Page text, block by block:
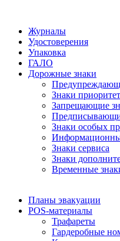
Журналы
Удостоверения
Упаковка
ГАЛО
Дорожные знаки
Знаки
Запрещающие
Знаки особых
Знаки сервиса
Знаки
Временные
Планы эвакуации
POS-материалы
Трафареты
Гардеробные